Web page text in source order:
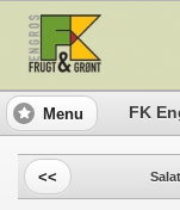
Menu FK
<<